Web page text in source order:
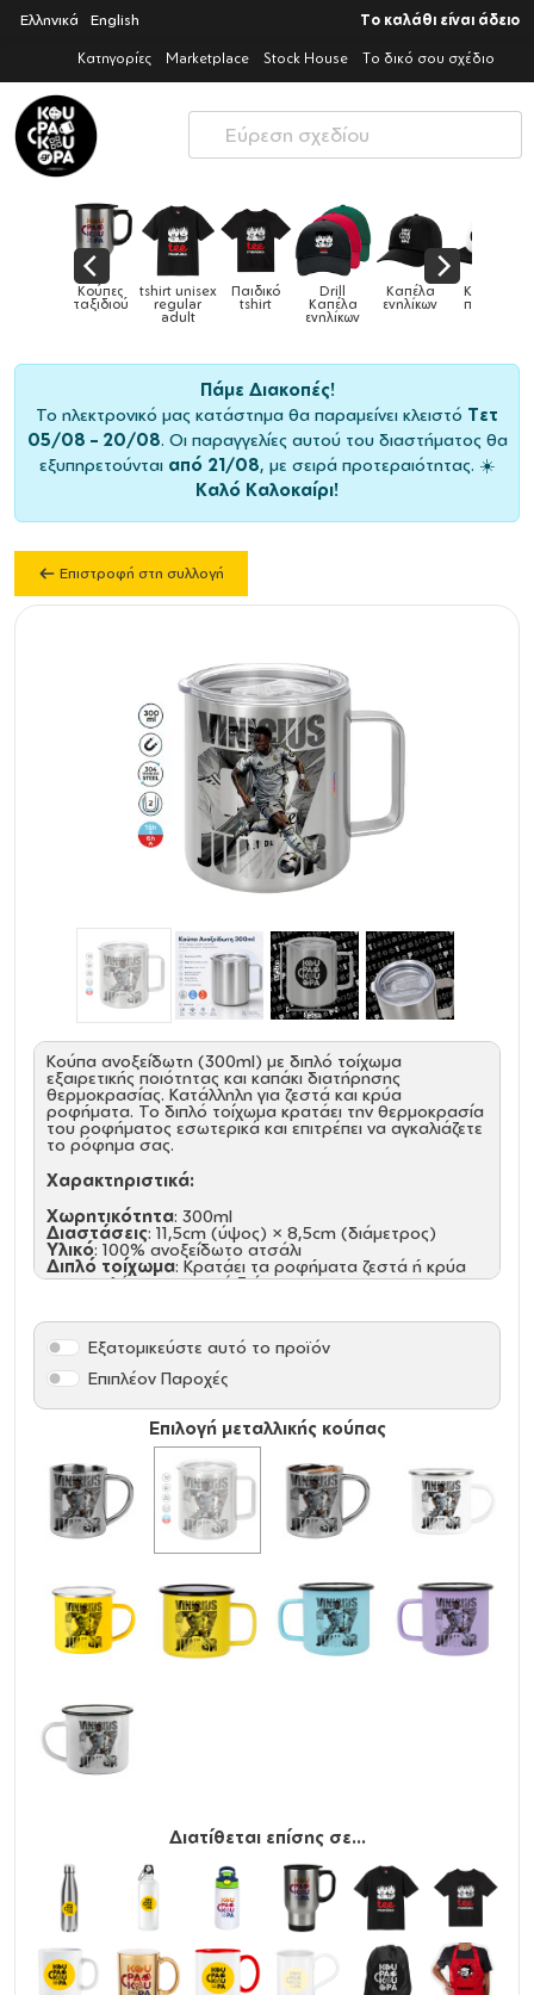
Ελληνικά English Το καλάθι είναι άδειο
Κατηγορίες Marketplace Stock House Το δικό σου σχέδιο
Κούπες
ταξιδιού
tshirt unisex
regular
adult
Παιδικό
tshirt
Drill
Καπέλα
ενηλίκων
Καπέλα
ενηλίκων
Καπέλα
παιδικά
Πάμε Διακοπές!
Το ηλεκτρονικό μας κατάστημα θα παραμείνει κλειστό Τετ
05/08 – 20/08. Οι παραγγελίες αυτού του διαστήματος θα
εξυπηρετούνται από 21/08, με σειρά προτεραιότητας. ☀️
Καλό Καλοκαίρι!
Επιστροφή στη συλλογή
Κούπα ανοξείδωτη (300ml) με διπλό τοίχωμα
εξαιρετικής ποιότητας και καπάκι διατήρησης
θερμοκρασίας. Κατάλληλη για ζεστά και κρύα
ροφήματα. Το διπλό τοίχωμα κρατάει την θερμοκρασία
του ροφήματος εσωτερικά και επιτρέπει να αγκαλιάζετε
το ρόφημα σας.
Χαρακτηριστικά:
Χωρητικότητα: 300ml
Διαστάσεις: 11,5cm (ύψος) × 8,5cm (διάμετρος)
Υλικό: 100% ανοξείδωτο ατσάλι
Διπλό τοίχωμα: Κρατάει τα ροφήματα ζεστά ή κρύα
για μεγαλύτερο χρονικό διάστημα
κράτημα
Ιδανικές για:
Καθημερινή χρήση στο σπίτι ή στο γραφείο
Κάμπινγκ, ταξίδια και υπαίθριες δραστηριότητες
Διαφημιστικά δώρα με εκτύπωση λογοτύπου
Δώρα για λάτρεις του καφέ και του τσαγιού
Αποκτήστε τώρα μια κομψή και ανθεκτική κούπα που
θα σας συνοδεύει παντού! (Προτεινόμενο πλύσιμο στο
χέρι)
Επιλογή μεταλλικής κούπας
Εξατομικεύστε αυτό το προϊόν
Επιπλέον Παροχές
Διατίθεται επίσης σε...